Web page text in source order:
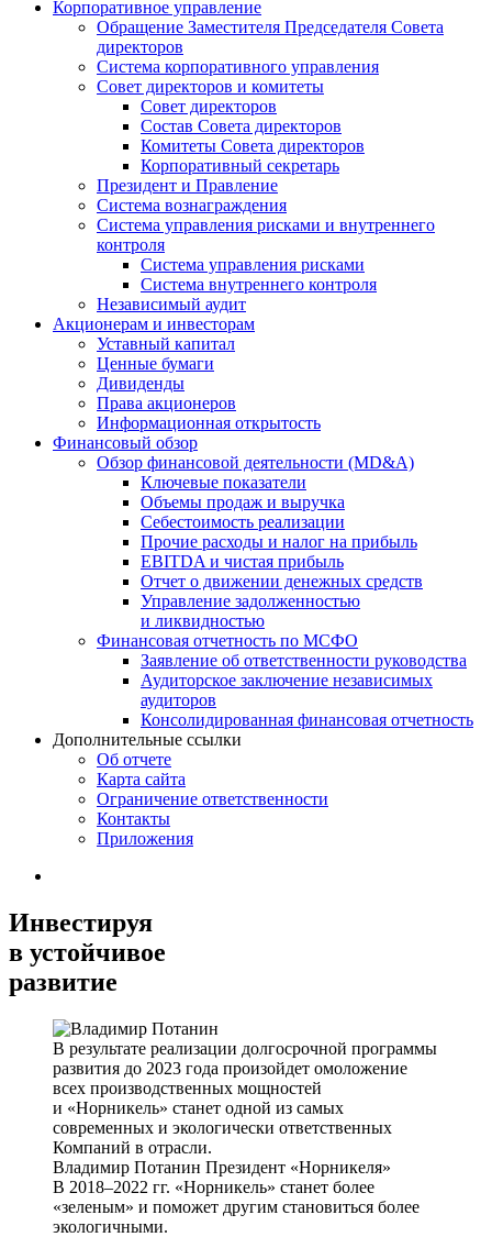
Корпоративное управление
Обращение Заместителя Председателя Совета
директоров
Система корпоративного управления
Совет директоров и комитеты
Совет директоров
Состав Совета директоров
Комитеты Совета директоров
Корпоративный секретарь
Президент и Правление
Система вознаграждения
Система управления рисками и внутреннего
контроля
Система управления рисками
Система внутреннего контроля
Независимый аудит
Акционерам и инвесторам
Уставный капитал
Ценные бумаги
Дивиденды
Права акционеров
Информационная открытость
Финансовый обзор
Обзор финансовой деятельности (MD&A)
Ключевые показатели
Объемы продаж и выручка
Себестоимость реализации
Прочие расходы и налог на прибыль
EBITDA и чистая прибыль
Отчет о движении денежных средств
Управление задолженностью
и ликвидностью
Финансовая отчетность по МСФО
Заявление об ответственности руководства
Аудиторское заключение независимых
аудиторов
Консолидированная финансовая отчетность
Дополнительные ссылки
Об отчете
Карта сайта
Ограничение ответственности
Контакты
Приложения
Инвестируя
в устойчивое
развитие
В результате реализации долгосрочной программы
развития до 2023 года произойдет омоложение
всех производственных мощностей
и «Норникель» станет одной из самых
современных и экологически ответственных
Компаний в отрасли.
Владимир Потанин Президент «Норникеля»
В 2018–2022 гг. «Норникель» станет более
«зеленым» и поможет другим становиться более
экологичными.